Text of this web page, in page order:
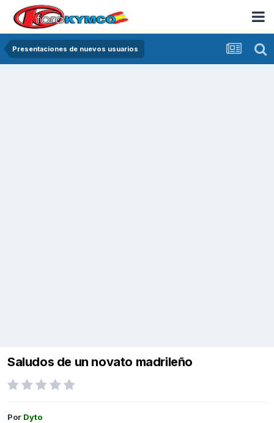
Presentaciones de nuevos usuarios
Saludos de un novato madrileño
Por Dyto